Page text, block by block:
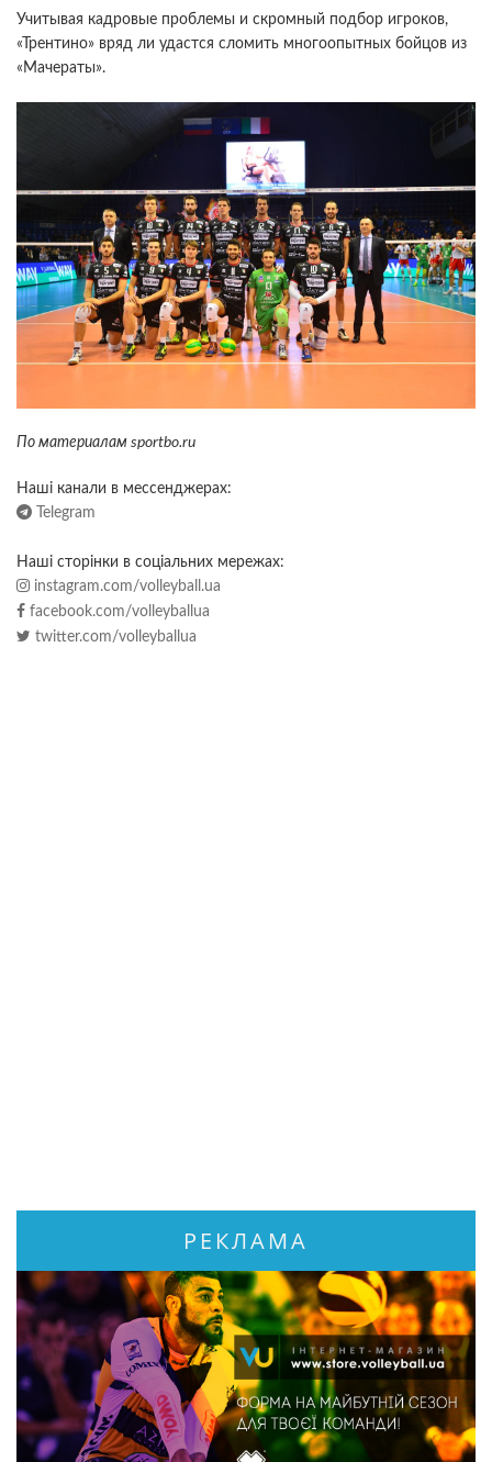
Учитывая кадровые проблемы и скромный подбор игроков,
«Трентино» вряд ли удастся сломить многоопытных бойцов из
«Мачераты».
По материалам sportbo.ru
Наші канали в мессенджерах:
Telegram
Наші сторінки в соціальних мережах:
instagram.com/volleyball.ua
facebook.com/volleyballua
twitter.com/volleyballua
РЕКЛАМА